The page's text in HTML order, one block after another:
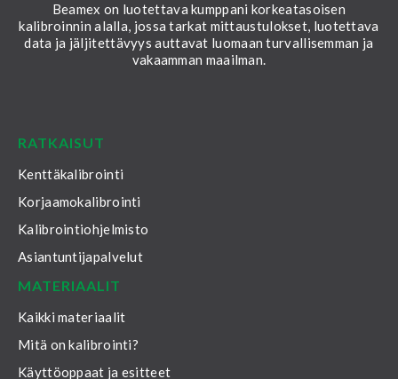
Beamex on luotettava kumppani korkeatasoisen
kalibroinnin alalla, jossa tarkat mittaustulokset, luotettava
data ja jäljitettävyys auttavat luomaan turvallisemman ja
vakaamman maailman.
RATKAISUT
Kenttäkalibrointi
Korjaamokalibrointi
Kalibrointiohjelmisto
Asiantuntijapalvelut
MATERIAALIT
Kaikki materiaalit
Mitä on kalibrointi?
Käyttöoppaat ja esitteet